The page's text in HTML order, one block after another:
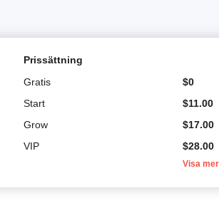
Prissättning
Gratis
$0
Start
$11.00
Grow
$17.00
VIP
$28.00
Visa mer